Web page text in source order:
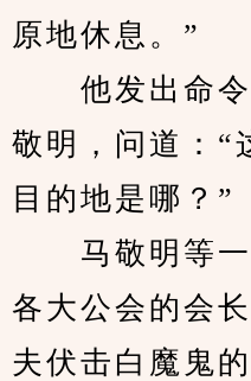
原地休息。”
他发出命令
敬明，问道：“
目的地是哪？”
马敬明等一
各大公会的会
夫伏击白魔鬼